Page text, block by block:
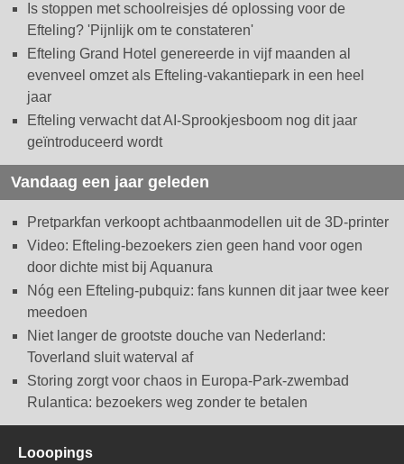
Is stoppen met schoolreisjes dé oplossing voor de
Efteling? 'Pijnlijk om te constateren'
Efteling Grand Hotel genereerde in vijf maanden al
evenveel omzet als Efteling-vakantiepark in een heel
jaar
Efteling verwacht dat AI-Sprookjesboom nog dit jaar
geïntroduceerd wordt
Vandaag een jaar geleden
Pretparkfan verkoopt achtbaanmodellen uit de 3D-printer
Video: Efteling-bezoekers zien geen hand voor ogen
door dichte mist bij Aquanura
Nóg een Efteling-pubquiz: fans kunnen dit jaar twee keer
meedoen
Niet langer de grootste douche van Nederland:
Toverland sluit waterval af
Storing zorgt voor chaos in Europa-Park-zwembad
Rulantica: bezoekers weg zonder te betalen
Looopings